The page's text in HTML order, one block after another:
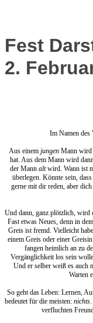
Fest
2.
Im Namen des
Aus einem jungen Mann wird
hat. Aus dem Mann wird
der Mann altwird. Wann ist
überlegen. Könnte sein,
gerne mit dir reden, aber
Und dann, ganz plötzlich, wird
Fast etwas Neues, denn in
Greis ist fremd. Vielleicht
einem Greis oder einer
fangen heimlich an zu
Vergänglichkeit los sein
Und er selber weiß es auch
Warten
So geht das Leben: Lernen,
bedeutet für die meisten: nichts
verfluchten